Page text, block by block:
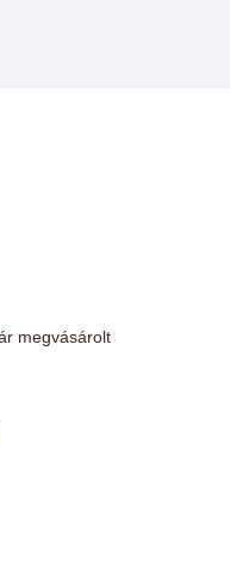
megvásárolt